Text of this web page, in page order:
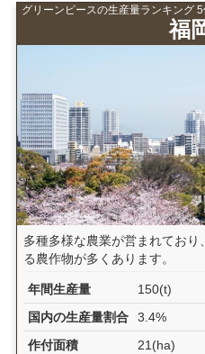
グリーンピースの生産量ランキング 5
福
多種多様な農業が営まれてお
る農作物が多くあります。
年間生産量
150(t)
国内の生産量割合
3.4%
作付面積
21(ha)